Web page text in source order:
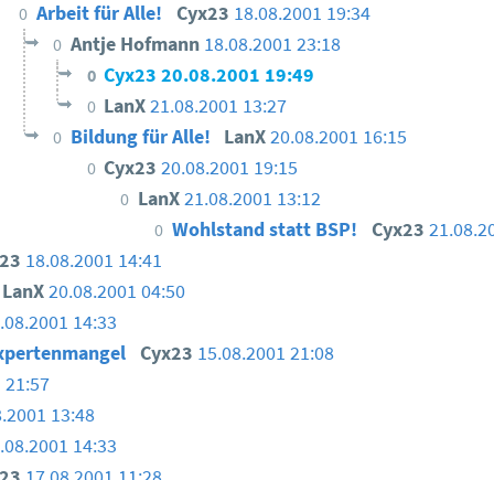
0 Arbeit für Alle! Cyx23 18.08.2001 19:34
0 Antje Hofmann 18.08.2001 23:18
0 Cyx2320.08.2001 19:49
0 LanX21.08.2001 13:27
0 Bildung für Alle! LanX20.08.2001 16:15
0 Cyx2320.08.2001 19:15
0 LanX21.08.2001 13:12
0 Wohlstand statt BSP! Cyx23
18.08.2001 14:41
LanX20.08.2001 04:50
14:33
Cyx23 15.08.2001 21:08
21:57
13:48
14:33